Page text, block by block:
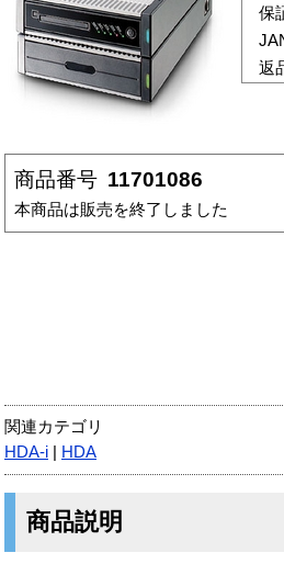
保
返
商品番号 11701086
本商品は販売を終了しました
関連カテゴリ
HDA-i
HDA
商品説明